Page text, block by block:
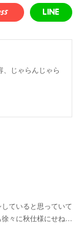
じゃらんじゃら
ていると思っていて
徐々に秋仕様にせね…